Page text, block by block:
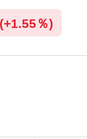
(+1.55％)